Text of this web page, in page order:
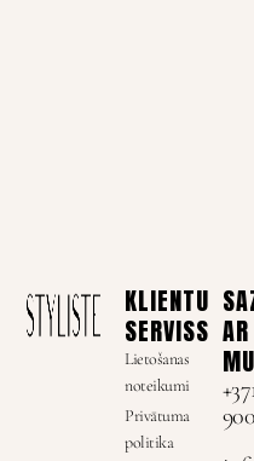
KLIENTU
SERVISS
Lietošanas
noteikumi
Privātuma
politika
AR